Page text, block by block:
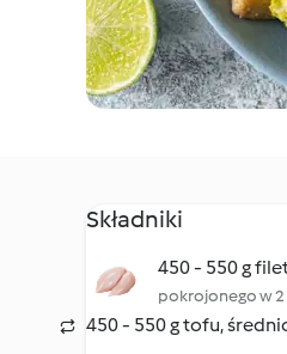
Składniki
450 - 550 g
pokrojonego w
450 - 550 g tofu,